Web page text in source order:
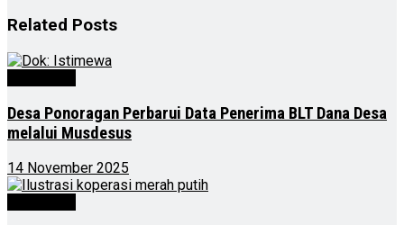
Related Posts
Desa Ponoragan Perbarui Data Penerima BLT Dana Desa
melalui Musdesus
14 November 2025